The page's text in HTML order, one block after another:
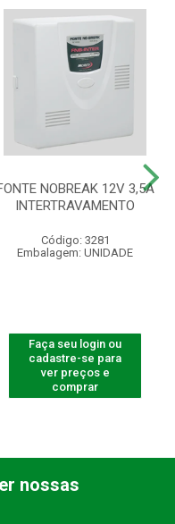
NOBREAK 12V 3,5A
INTERTRAVAMENTO
Código: 3281
Embalagem: UNIDADE
Faça seu login ou
cadastre-se para
ver preços e
comprar
nossas